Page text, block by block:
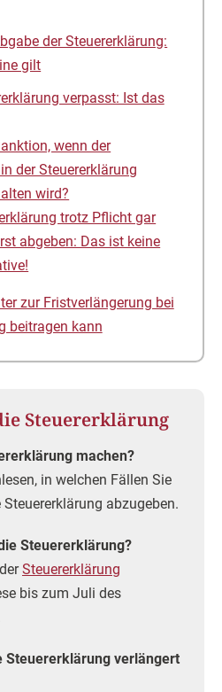
der Steuererklärung:
gilt
verpasst: Ist das
wenn der
der Steuererklärung
wird?
trotz Pflicht gar
abgeben: Das ist keine
zur Fristverlängerung bei
beitragen kann
Steuererklärung
machen?
in welchen Fällen Sie
abzugeben.
Steuererklärung?
Steuererklärung
bis zum Juli des
Steuererklärung verlängert